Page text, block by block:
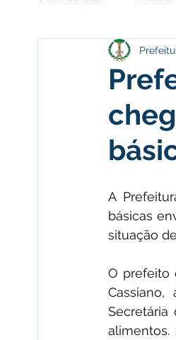
Agricultura e Meio
Institucional e Governo
Licitações Leilão
Apoio ao produtor
A
básicas
situação
O prefeito
Secretária